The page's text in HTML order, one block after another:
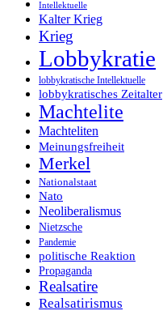
Intellektuelle
Kalter Krieg
Krieg
Lobbykratie
lobbykratische Intellektuelle
lobbykratisches Zeitalter
Machtelite
Machteliten
Meinungsfreiheit
Merkel
Nationalstaat
Nato
Neoliberalismus
Nietzsche
Pandemie
politische Reaktion
Propaganda
Realsatire
Realsatirismus